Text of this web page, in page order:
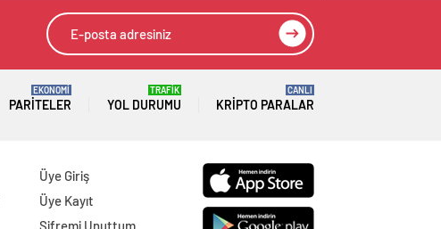
piyasaya sürdü
PARITELER
EKONOMİ
YOL DURUMU
TRAFİK
KRIPTO PARALAR
CANLI
Üye Giriş
Üye Kayıt
Şifremi Unuttum